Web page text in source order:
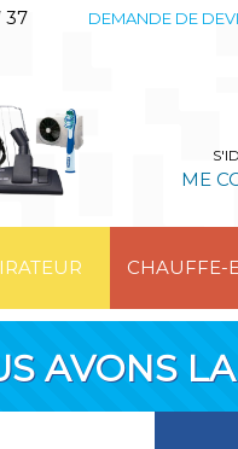
37 DEMANDE DE
ME
CHAUFFE-
AVONS